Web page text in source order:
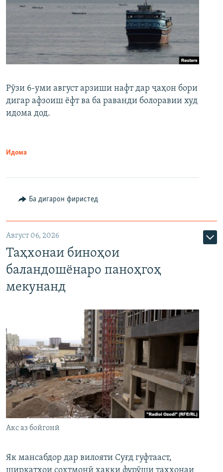
Рӯзи 6-уми август арзиши нафт дар ҷаҳон бори
дигар афзоиш ёфт ва ба раванди болоравии худ
идома дод.
Идома
Ба дигарон фиристед
Август 06, 2026
Таҳхонаи биноҳои
баландошёнаро паноҳгоҳ
мекунанд
Акс аз бойгонӣ
Як мансабдор дар вилояти Суғд гуфтааст,